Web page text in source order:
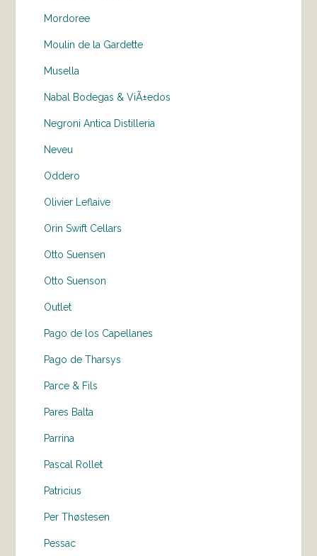
Mordoree
Moulin de la Gardette
Musella
Nabal Bodegas & ViÃ±edos
Negroni Antica Distilleria
Neveu
Oddero
Olivier Leflaive
Orin Swift Cellars
Otto Suensen
Otto Suenson
Outlet
Pago de los Capellanes
Pago de Tharsys
Parce & Fils
Pares Balta
Parrina
Pascal Rollet
Patricius
Per Thøstesen
Pessac